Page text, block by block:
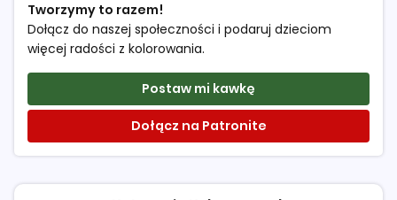
Tworzymy to razem!
Dołącz do naszej społeczności i podaruj dzieciom
więcej radości z kolorowania.
Postaw mi kawkę
Dołącz na Patronite